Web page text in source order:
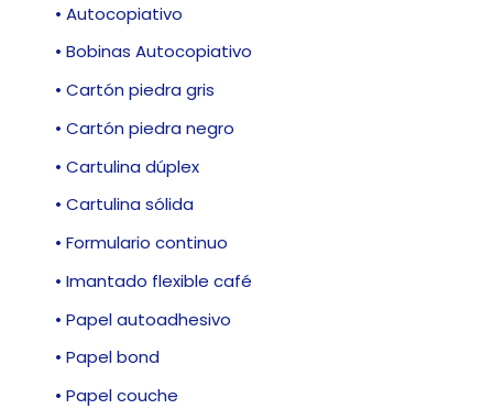
• Autocopiativo
• Bobinas Autocopiativo
• Cartón piedra gris
• Cartón piedra negro
• Cartulina dúplex
• Cartulina sólida
• Formulario continuo
• Imantado flexible café
• Papel autoadhesivo
• Papel bond
• Papel couche